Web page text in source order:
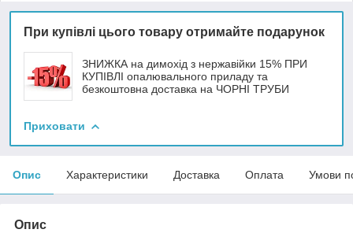
При купівлі цього товару отримайте подарунок
ЗНИЖКА на димохід з нержавійки 15% ПРИ
КУПІВЛІ опалювального приладу та
безкоштовна доставка на ЧОРНІ ТРУБИ
Приховати
Опис Характеристики Доставка Оплата Умови
Опис